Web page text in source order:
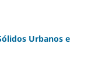
Urbanos e